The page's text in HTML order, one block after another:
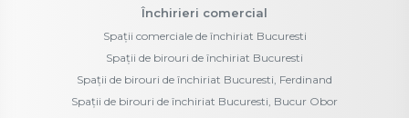
Închirieri comercial
Spații comerciale de închiriat Bucuresti
Spații de birouri de închiriat Bucuresti
Spații de birouri de închiriat Bucuresti, Ferdinand
Spații de birouri de închiriat Bucuresti, Bucur Obor